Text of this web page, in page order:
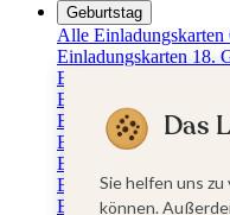
Geburtstag
Alle Einladungskarten
Einladungskarten 18.
Einladungskarten 30.
Einladungskarten 40.
Einladungskarten 50.
Einladungskarten 60.
Einladungskarten 70.
Einladungskarten 80.
Einladungskarten 90.
Das
Sie helfen uns
können.